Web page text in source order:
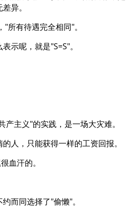
异。
所有待遇完全相同"。
示呢，就是"S=S"。
产主义"的实践，是一场大灾难。
人，只能获得一样的工资回报。
血汗的。
而同选择了"偷懒"。